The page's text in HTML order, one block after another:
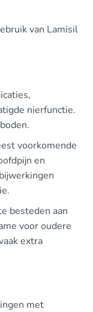
van Lamisil
nierfunctie.
voorkomende
en
besteden aan
voor oudere
extra
met